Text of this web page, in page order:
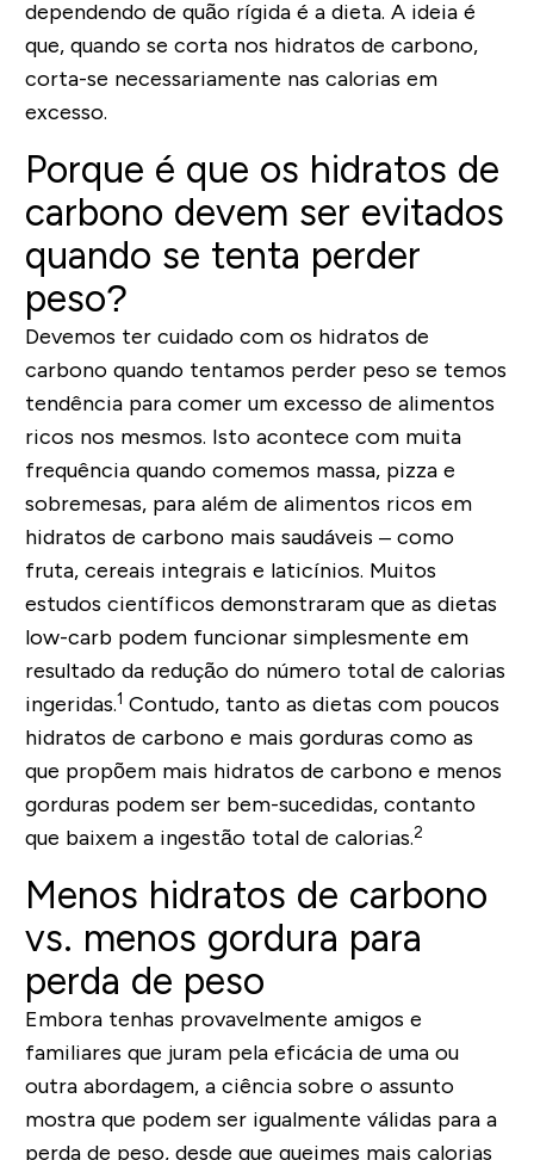
dependendo de quão rígida é a dieta. A ideia é
que, quando se corta nos hidratos de carbono,
corta-se necessariamente nas calorias em
excesso.
Porque é que os hidratos de
carbono devem ser evitados
quando se tenta perder
peso?
Devemos ter cuidado com os hidratos de
carbono quando tentamos perder peso se temos
tendência para comer um excesso de alimentos
ricos nos mesmos. Isto acontece com muita
frequência quando comemos massa, pizza e
sobremesas, para além de alimentos ricos em
hidratos de carbono mais saudáveis – como
fruta, cereais integrais e laticínios. Muitos
estudos científicos demonstraram que as dietas
low-carb podem funcionar simplesmente em
resultado da redução do número total de calorias
ingeridas.1 Contudo, tanto as dietas com poucos
hidratos de carbono e mais gorduras como as
que propõem mais hidratos de carbono e menos
gorduras podem ser bem-sucedidas, contanto
que baixem a ingestão total de calorias.2
Menos hidratos de carbono
vs. menos gordura para
perda de peso
Embora tenhas provavelmente amigos e
familiares que juram pela eficácia de uma ou
outra abordagem, a ciência sobre o assunto
mostra que podem ser igualmente válidas para a
perda de peso, desde que queimes mais calorias